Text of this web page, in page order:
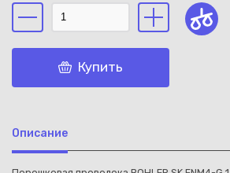
Купить
Описание